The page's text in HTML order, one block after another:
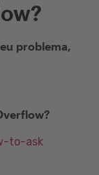
problema,
to-ask